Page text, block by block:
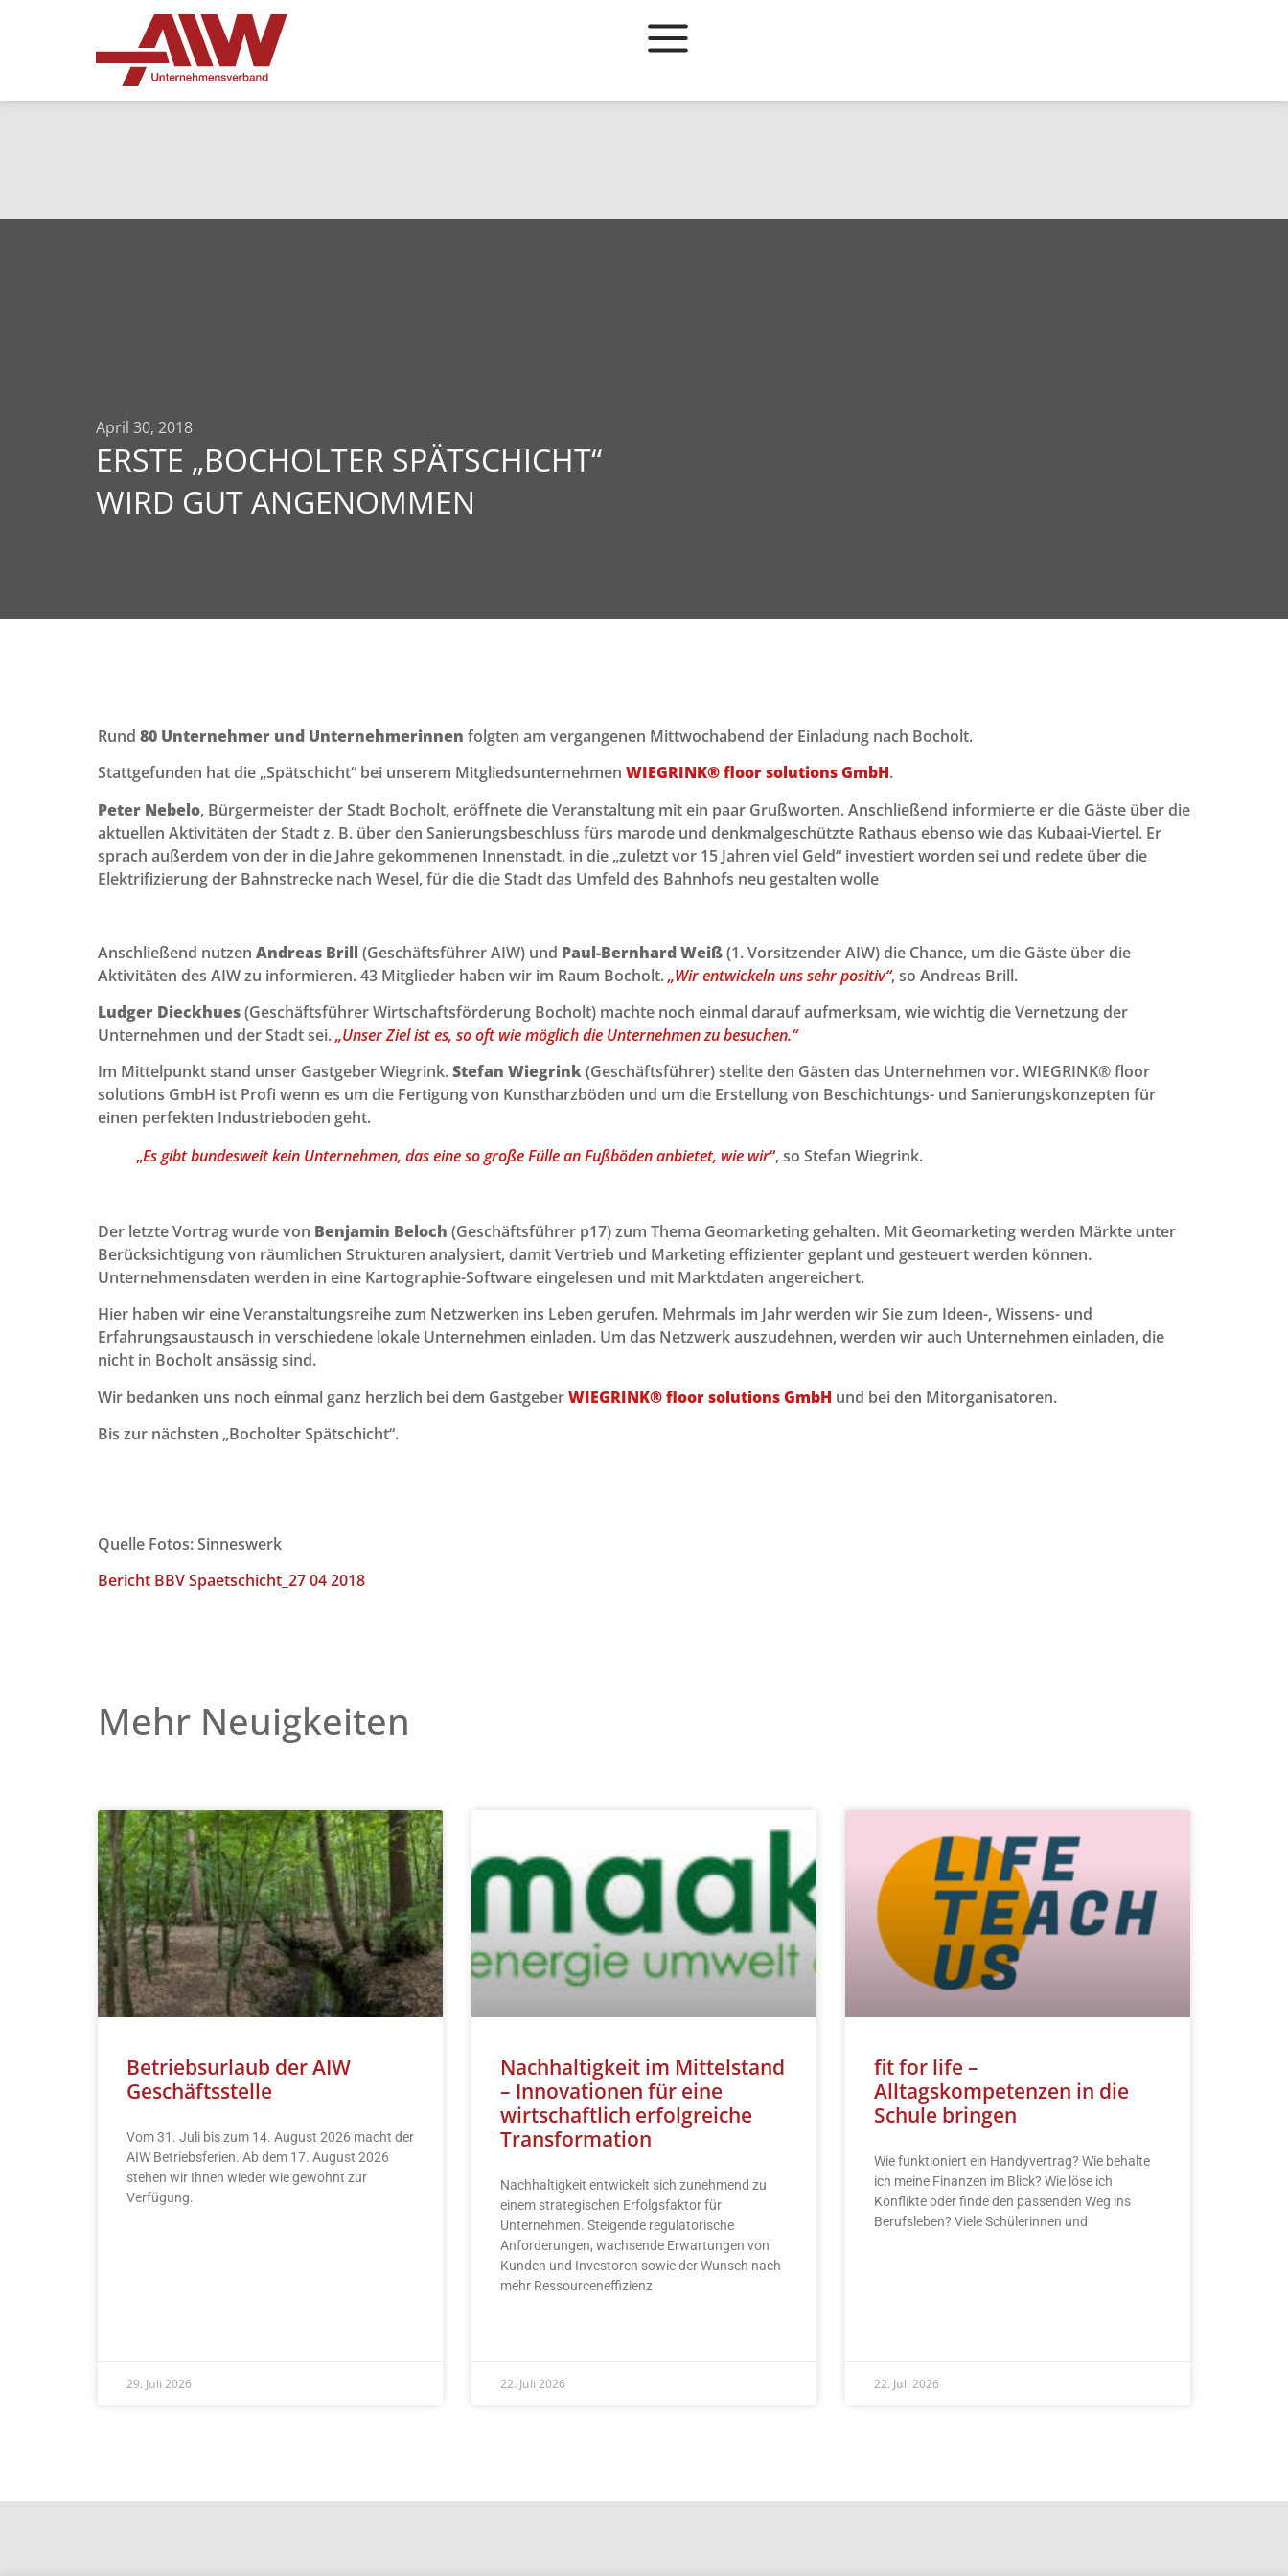
April 30, 2018
ERSTE „BOCHOLTER SPÄTSCHICHT“
WIRD GUT ANGENOMMEN
Rund 80 Unternehmer und Unternehmerinnen folgten am vergangenen Mittwochabend der Einladung nach Bocholt.
Stattgefunden hat die „Spätschicht“ bei unserem Mitgliedsunternehmen WIEGRINK® floor solutions GmbH.
Peter Nebelo, Bürgermeister der Stadt Bocholt, eröffnete die Veranstaltung mit ein paar Grußworten. Anschließend informierte er die Gäste über die
aktuellen Aktivitäten der Stadt z. B. über den Sanierungsbeschluss fürs marode und denkmalgeschützte Rathaus ebenso wie das Kubaai-Viertel. Er
sprach außerdem von der in die Jahre gekommenen Innenstadt, in die „zuletzt vor 15 Jahren viel Geld“ investiert worden sei und redete über die
Elektrifizierung der Bahnstrecke nach Wesel, für die die Stadt das Umfeld des Bahnhofs neu gestalten wolle
Anschließend nutzen Andreas Brill (Geschäftsführer AIW) und Paul-Bernhard Weiß(1. Vorsitzender AIW) die Chance, um die Gäste über die
Aktivitäten des AIW zu informieren. 43 Mitglieder haben wir im Raum Bocholt.„Wir entwickeln uns sehr positiv“, so Andreas Brill.
Ludger Dieckhues(Geschäftsführer Wirtschaftsförderung Bocholt) machte noch einmal darauf aufmerksam, wie wichtig die Vernetzung der
Unternehmen und der Stadt sei.„Unser Ziel ist es, so oft wie möglich die Unternehmen zu besuchen.“
Im Mittelpunkt stand unser Gastgeber Wiegrink.Stefan Wiegrink(Geschäftsführer) stellte den Gästen das Unternehmen vor. WIEGRINK® floor
solutions GmbH ist Profi wenn es um die Fertigung von Kunstharzböden und um die Erstellung von Beschichtungs- und Sanierungskonzepten für
einen perfekten Industrieboden geht.
„Es gibt bundesweit kein Unternehmen, das eine so große Fülle an Fußböden anbietet, wie wir“, so Stefan Wiegrink.
Der letzte Vortrag wurde von Benjamin Beloch (Geschäftsführer p17) zum Thema Geomarketing gehalten. Mit Geomarketing werden Märkte unter
Berücksichtigung von räumlichen Strukturen analysiert, damit Vertrieb und Marketing effizienter geplant und gesteuert werden können.
Unternehmensdaten werden in eine Kartographie-Software eingelesen und mit Marktdaten angereichert.
Hier haben wir eine Veranstaltungsreihe zum Netzwerken ins Leben gerufen. Mehrmals im Jahr werden wir Sie zum Ideen-, Wissens- und
Erfahrungsaustausch in verschiedene lokale Unternehmen einladen. Um das Netzwerk auszudehnen, werden wir auch Unternehmen einladen, die
nicht in Bocholt ansässig sind.
Wir bedanken uns noch einmal ganz herzlich bei dem GastgeberWIEGRINK® floor solutions GmbH und bei den Mitorganisatoren.
Bis zur nächsten „Bocholter Spätschicht“.
Quelle Fotos: Sinneswerk
Bericht BBV Spaetschicht_27 04 2018
Mehr Neuigkeiten
Betriebsurlaub der AIW
Geschäftsstelle
Vom 31. Juli bis zum 14. August 2026 macht der
AIW Betriebsferien. Ab dem 17. August 2026
stehen wir Ihnen wieder wie gewohnt zur
Verfügung.
29. Juli 2026
Nachhaltigkeit im Mittelstand
– Innovationen für eine
wirtschaftlich erfolgreiche
Transformation
Nachhaltigkeit entwickelt sich zunehmend zu
einem strategischen Erfolgsfaktor für
Unternehmen. Steigende regulatorische
Anforderungen, wachsende Erwartungen von
Kunden und Investoren sowie der Wunsch nach
mehr Ressourceneffizienz
22. Juli 2026
fit for life –
Alltagskompetenzen in die
Schule bringen
Wie funktioniert ein Handyvertrag? Wie behalte
ich meine Finanzen im Blick? Wie löse ich
Konflikte oder finde den passenden Weg ins
Berufsleben? Viele Schülerinnen und
22. Juli 2026